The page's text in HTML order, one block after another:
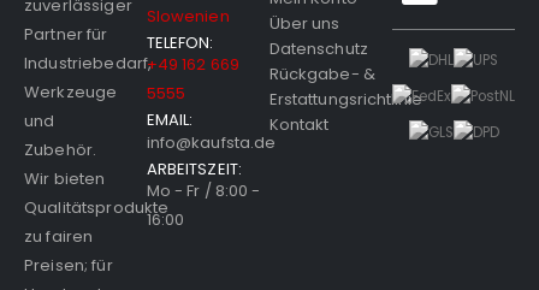
zuverlässiger
Partner für
Industriebedarf,
Werkzeuge
und
Zubehör.
Wir bieten
Qualitätsprodukte
zu fairen
Preisen; für
Slowenien
TELEFON:
+49 162 669
5555
EMAIL:
info@kaufsta.de
ARBEITSZEIT:
Mo - Fr / 8:00 -
16:00
Über uns
Datenschutz
Rückgabe- &
Erstattungsrichtlinie
Kontakt